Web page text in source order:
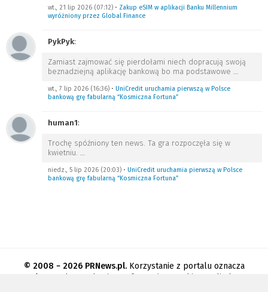
wt., 21 lip 2026 (07:12) • Zakup eSIM w aplikacji Banku Millennium
wyróżniony przez Global Finance
PykPyk:
Zamiast zajmować się pierdołami niech dopracują swoją
beznadziejną aplikację bankową bo ma podstawowe
wt., 7 lip 2026 (16:36) • UniCredit uruchamia pierwszą w Polsce
bankową grę fabularną “Kosmiczna Fortuna”
human1:
Trochę spóźniony ten news. Ta gra rozpoczęła się w
kwietniu.
niedz., 5 lip 2026 (20:03) • UniCredit uruchamia pierwszą w Polsce
bankową grę fabularną “Kosmiczna Fortuna”
© 2008 − 2026 PRNews.pl.Korzystanie z portalu oznacza
akceptację
regulaminu Informacja o cookies
Polityka